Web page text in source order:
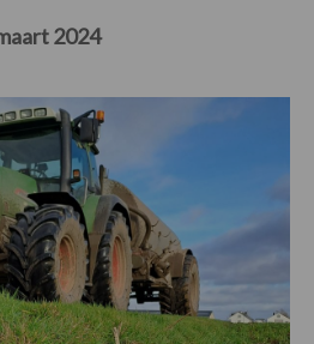
2024